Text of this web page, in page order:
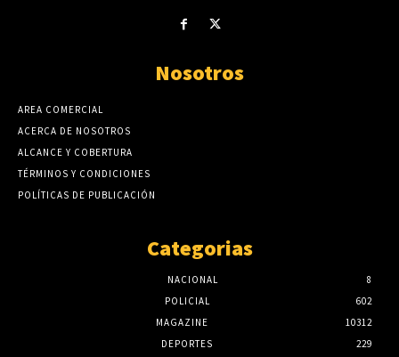
Nosotros
AREA COMERCIAL
ACERCA DE NOSOTROS
ALCANCE Y COBERTURA
TÉRMINOS Y CONDICIONES
POLÍTICAS DE PUBLICACIÓN
Categorias
NACIONAL
8
POLICIAL
602
MAGAZINE
10312
DEPORTES
229